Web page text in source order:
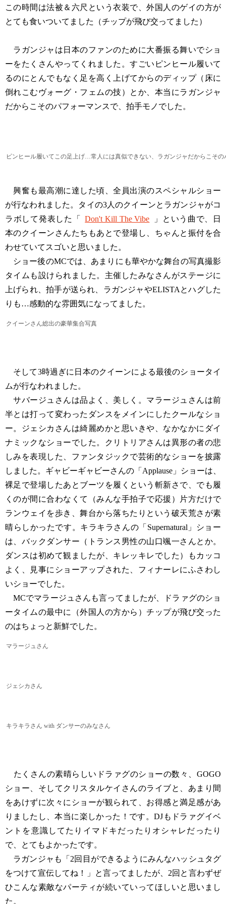
この時間は法被＆六尺という衣装で、外国人のゲイの方が
とても食いついてました（チップが飛び交ってました）
ラガンジャは日本のファンのために大番振る舞いでショ
ーをたくさんやってくれました。すごいピンヒール履いて
るのにとんでもなく足を高く上げてからのディップ（床に
倒れこむヴォーグ・フェムの技）とか、本当にラガンジャ
だからこそのパフォーマンスで、拍手モノでした。
ピンヒール履いてこの足上げ…常人には真似できない、ラガンジャだからこその
興奮も最高潮に達した頃、全員出演のスペシャルショー
が行なわれました。タイの3人のクイーンとラガンジャがコ
ラボして発表した「
Don't Kill The Vibe
」という曲で、日
本のクイーンさんたちもあとで登場し、ちゃんと振付を合
わせていてスゴいと思いました。
ショー後のMCでは、あまりにも華やかな舞台の写真撮影
タイムも設けられました。主催したみなさんがステージに
上げられ、拍手が送られ、ラガンジャやELISTAとハグした
りも…感動的な雰囲気になってました。
クイーンさん総出の豪華集合写真
そして3時過ぎに日本のクイーンによる最後のショータイ
ムが行なわれました。
サバージュさんは品よく、美しく。マラージュさんは前
半とは打って変わったダンスをメインにしたクールなショ
ー。ジェシカさんは綺麗めかと思いきや、なかなかにダイ
ナミックなショーでした。クリトリアさんは異形の者の悲
しみを表現した、ファンタジックで芸術的なショーを披露
しました。ギャビーギャビーさんの「Applause」ショーは、
裸足で登場したあとブーツを履くという斬新さで、でも履
くのが間に合わなくて（みんな手拍子で応援）片方だけで
ランウェイを歩き、舞台から落ちたりという破天荒さが素
晴らしかったです。キラキラさんの「Supernatural」ショー
は、バックダンサー（トランス男性の山口颯一さんとか。
ダンスは初めて観ましたが、キレッキレでした）もカッコ
よく、見事にショーアップされた、フィナーレにふさわし
いショーでした。
MCでマラージュさんも言ってましたが、ドラァグのショ
ータイムの最中に（外国人の方から）チップが飛び交った
のはちょっと新鮮でした。
マラージュさん
ジェシカさん
キラキラさん with ダンサーのみなさん
たくさんの素晴らしいドラァグのショーの数々、GOGO
ショー、そしてクリスタルケイさんのライブと、あまり間
をあけずに次々にショーが観られて、お得感と満足感があ
りましたし、本当に楽しかった！です。DJもドラァグイベ
ントを意識してたりイマドキだったりオシャレだったり
で、とてもよかったです。
ラガンジャも「2回目ができるようにみんなハッシュタグ
をつけて宣伝してね！」と言ってましたが、2回と言わずぜ
ひこんな素敵なパーティが続いていってほしいと思いまし
た。